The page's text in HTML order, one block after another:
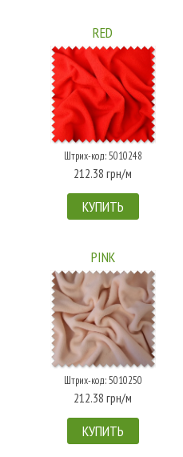
RED
Штрих-код: 5010248
212.38 грн/м
КУПИТЬ
PINK
Штрих-код: 5010250
212.38 грн/м
КУПИТЬ